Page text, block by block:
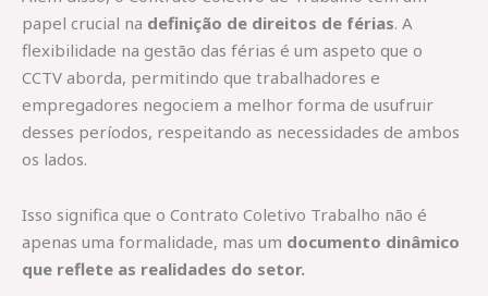
papel crucial na definição de direitos de férias. A
flexibilidade na gestão das férias é um aspeto que o
CCTV aborda, permitindo que trabalhadores e
empregadores negociem a melhor forma de usufruir
desses períodos, respeitando as necessidades de ambos
os lados.
Isso significa que o Contrato Coletivo Trabalho não é
apenas uma formalidade, mas um documento dinâmico
que reflete as realidades do setor.